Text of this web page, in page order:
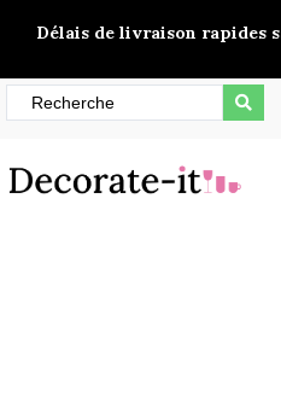
Délais de livraison rapides